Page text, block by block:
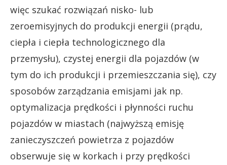
więc szukać rozwiązań nisko- lub
zeroemisyjnych do produkcji energii (prądu,
ciepła i ciepła technologicznego dla
przemysłu), czystej energii dla pojazdów (w
tym do ich produkcji i przemieszczania się), czy
sposobów zarządzania emisjami jak np.
optymalizacja prędkości i płynności ruchu
pojazdów w miastach (najwyższą emisję
zanieczyszczeń powietrza z pojazdów
obserwuje się w korkach i przy prędkości